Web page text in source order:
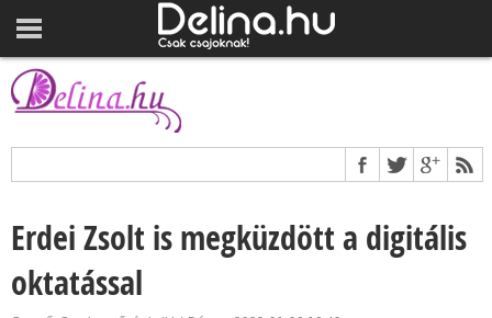
Erdei Zsolt is megküzdött a digitális
oktatással